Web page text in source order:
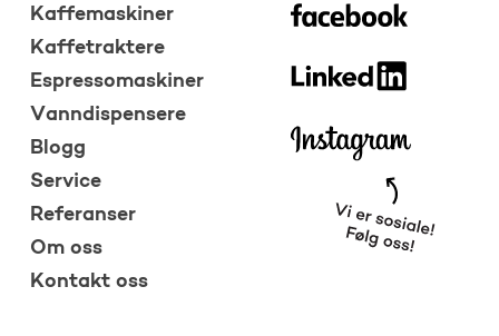
Kaffemaskiner
Kaffetraktere
Espressomaskiner
Vanndispensere
Blogg
Service
Referanser
Om oss
Kontakt oss